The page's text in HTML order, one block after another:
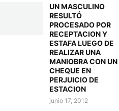
UN MASCULINO
RESULTÓ
PROCESADO POR
RECEPTACION Y
ESTAFA LUEGO DE
REALIZAR UNA
MANIOBRA CON UN
CHEQUE EN
PERJUICIO DE
ESTACION
junio 17, 2012